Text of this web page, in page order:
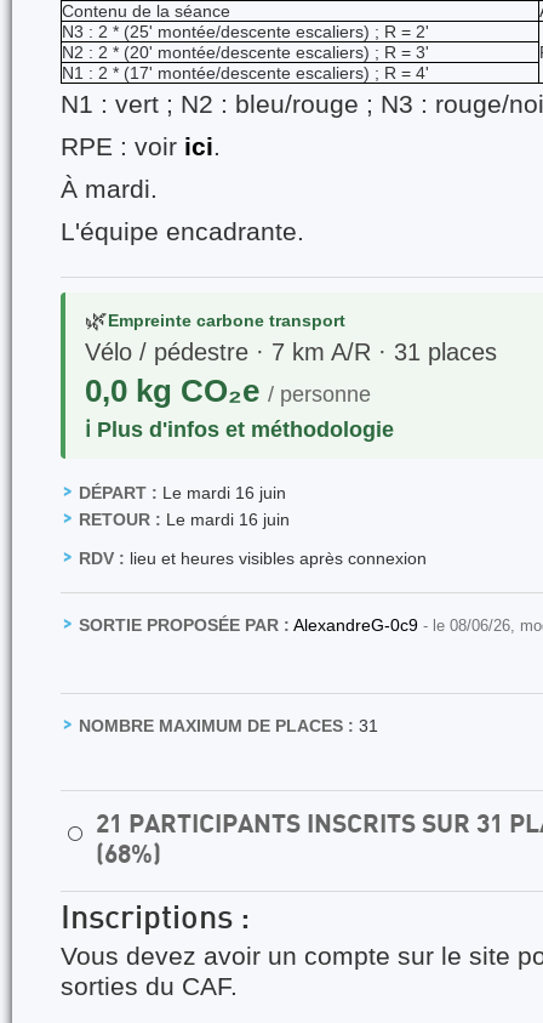
Contenu de la séance
N3 : 2 * (25' montée/descente escaliers) ; R = 2'
N2 : 2 * (20' montée/descente escaliers) ; R = 3'
N1 : 2 * (17' montée/descente escaliers) ; R = 4'
N1 : vert ; N2 : bleu/rouge ; N3 : rouge/
RPE : voir ici.
À mardi.
L'équipe encadrante.
🌿Empreinte carbone transport
Vélo / pédestre · 7 km A/R · 31 places
0,0 kg CO₂e / personne
ℹ️ Plus d'infos et méthodologie
DÉPART : Le mardi 16 juin
RETOUR : Le mardi 16 juin
RDV : lieu et heures visibles après connexion
SORTIE PROPOSÉE PAR : AlexandreG-0c9 - le 08/06/26,
NOMBRE MAXIMUM DE PLACES : 31
⚪
21 PARTICIPANTS INSCRITS SUR 31
(68%)
Inscriptions :
Vous devez avoir un compte sur le site
sorties du CAF.